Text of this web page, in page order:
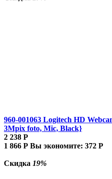
960-001063 Logitech HD
3Mpix foto, Mic, Black}
2 238 Р
1 866 Р Вы экономите: 372 Р
Скидка 19%